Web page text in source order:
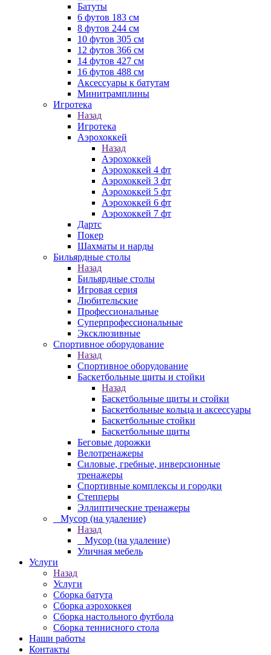
Батуты
6 футов 183 см
8 футов 244 см
10 футов 305 см
12 футов 366 см
14 футов 427 см
16 футов 488 см
Аксессуары к батутам
Минитрамплины
Игротека
Назад
Игротека
Аэрохоккей
Назад
Аэрохоккей
Аэрохоккей 4 фт
Аэрохоккей 3 фт
Аэрохоккей 5 фт
Аэрохоккей 6 фт
Аэрохоккей 7 фт
Дартс
Покер
Шахматы и нарды
Бильярдные столы
Назад
Бильярдные столы
Игровая серия
Любительские
Профессиональные
Суперпрофессиональные
Эксклюзивные
Спортивное оборудование
Назад
Спортивное оборудование
Баскетбольные щиты и стойки
Назад
Баскетбольные щиты и стойки
Баскетбольные кольца и аксессуары
Баскетбольные стойки
Баскетбольные щиты
Беговые дорожки
Велотренажеры
Силовые, гребные, инверсионные
тренажеры
Спортивные комплексы и городки
Степперы
Эллиптические тренажеры
_ Мусор (на удаление)
Назад
_ Мусор (на удаление)
Уличная мебель
Услуги
Назад
Услуги
Сборка батута
Сборка аэрохоккея
Сборка настольного футбола
Сборка теннисного стола
Наши работы
Контакты